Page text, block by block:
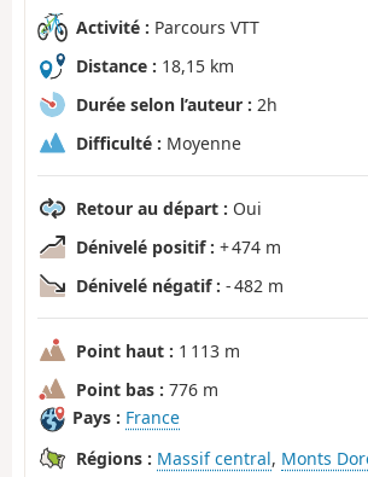
Activité : Parcours VTT
Distance : 18,15 km
Durée selon l’auteur : 2h
Difficulté : Moyenne
Retour au départ : Oui
Dénivelé positif : + 474 m
Dénivelé négatif : - 482 m
Point haut : 1 113 m
Point bas : 776 m
Pays : France
Régions : Massif central, Monts